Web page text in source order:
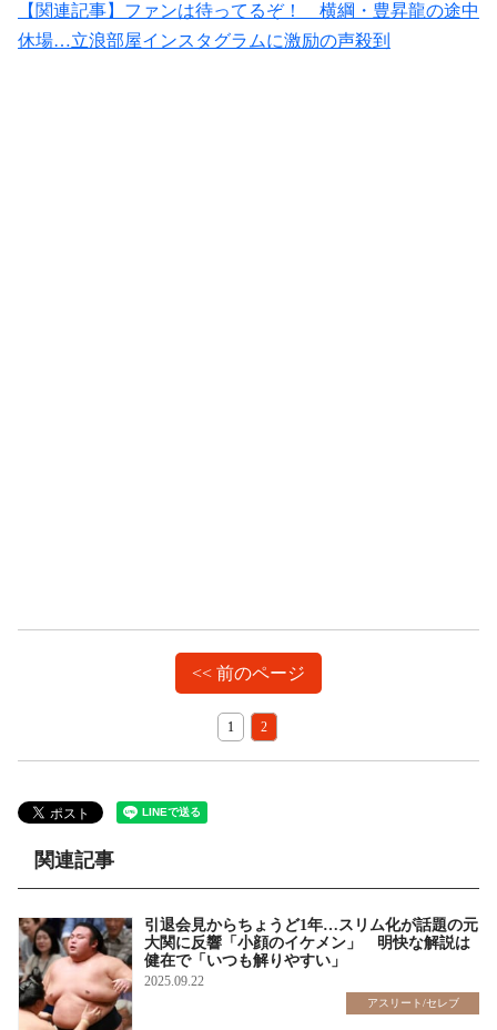
【関連記事】ファンは待ってるぞ！ 横綱・豊昇龍の途中
休場…立浪部屋インスタグラムに激励の声殺到
<< 前のページ
1 2
関連記事
引退会見からちょうど1年…スリム化が話題の元
大関に反響「小顔のイケメン」 明快な解説は
健在で「いつも解りやすい」
2025.09.22
アスリート/セレブ